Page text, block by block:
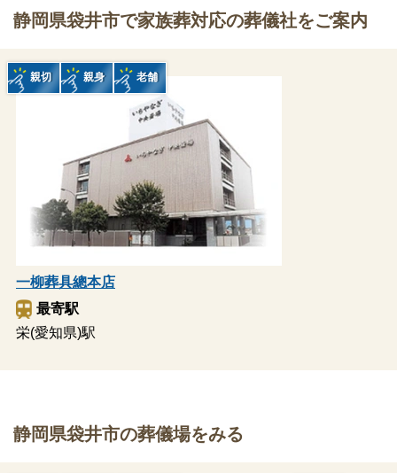
静岡県袋井市で家族葬対応の葬儀社をご案内
一柳葬具總本店
最寄駅
栄(愛知県)駅
親切 親身 老舗
静岡県袋井市の葬儀場をみる